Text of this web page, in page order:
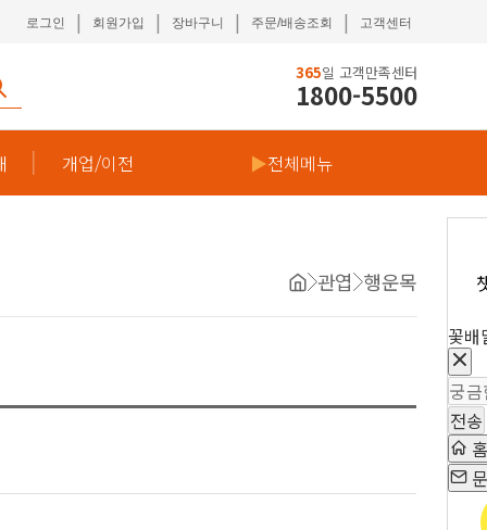
로그인 | 회원가입 | 장바구니 | 주문/배송조회 | 고객센터
365일 고객만족센터
1800-5500
개업/이전 ▶전체메뉴
관엽 행운목
꽃배
전송
홈